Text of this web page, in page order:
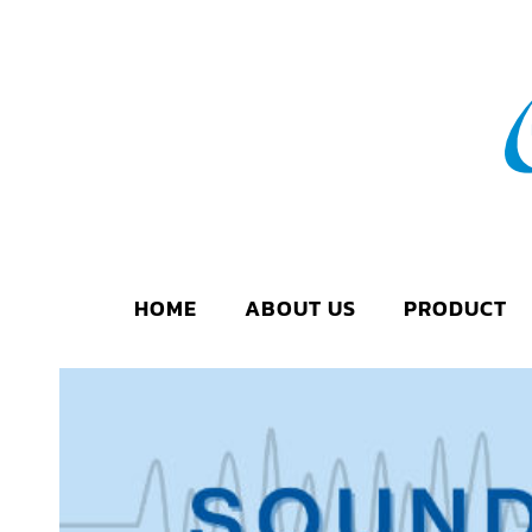
HOME ABOUT US PRODUCT